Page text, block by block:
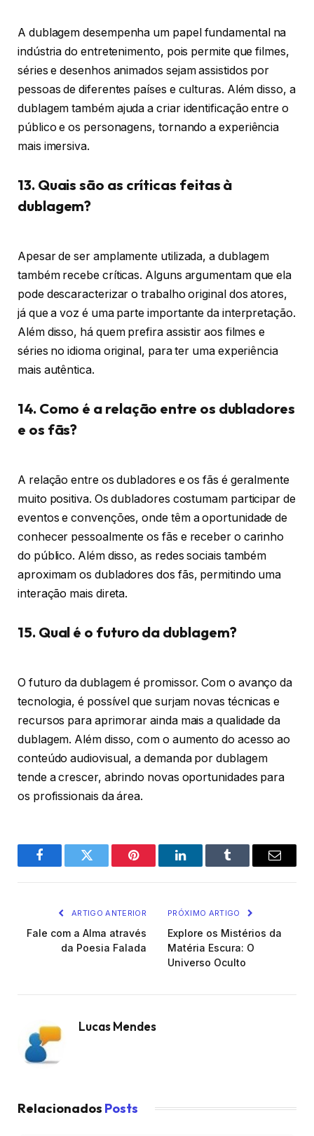
A dublagem desempenha um papel fundamental na
indústria do entretenimento, pois permite que filmes,
séries e desenhos animados sejam assistidos por
pessoas de diferentes países e culturas. Além disso, a
dublagem também ajuda a criar identificação entre o
público e os personagens, tornando a experiência
mais imersiva.
13. Quais são as críticas feitas à
dublagem?
Apesar de ser amplamente utilizada, a dublagem
também recebe críticas. Alguns argumentam que ela
pode descaracterizar o trabalho original dos atores,
já que a voz é uma parte importante da interpretação.
Além disso, há quem prefira assistir aos filmes e
séries no idioma original, para ter uma experiência
mais autêntica.
14. Como é a relação entre os dubladores
e os fãs?
A relação entre os dubladores e os fãs é geralmente
muito positiva. Os dubladores costumam participar de
eventos e convenções, onde têm a oportunidade de
conhecer pessoalmente os fãs e receber o carinho
do público. Além disso, as redes sociais também
aproximam os dubladores dos fãs, permitindo uma
interação mais direta.
15. Qual é o futuro da dublagem?
O futuro da dublagem é promissor. Com o avanço da
tecnologia, é possível que surjam novas técnicas e
recursos para aprimorar ainda mais a qualidade da
dublagem. Além disso, com o aumento do acesso ao
conteúdo audiovisual, a demanda por dublagem
tende a crescer, abrindo novas oportunidades para
os profissionais da área.
FacebookTwitter Pinterest O
Tumblr
E-
ARTIGO ANTERIOR
Fale com a Alma através
da Poesia Falada
PRÓXIMO ARTIGO
Explore os Mistérios da
Matéria Escura: O
Universo Oculto
Lucas Mendes
Relacionados Posts